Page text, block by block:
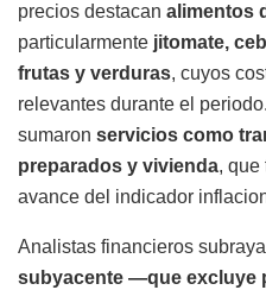
precios destacan alimentos
particularmente jitomate,
frutas y verduras, cuyos
relevantes durante el
sumaron servicios como
preparados y vivienda, que
avance del indicador
Analistas financieros
subyacente —que excluye